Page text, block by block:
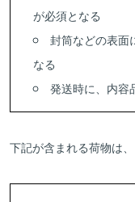
が必須となる
封筒などの表面
なる
発送時に、内容
下記が含まれる荷物は